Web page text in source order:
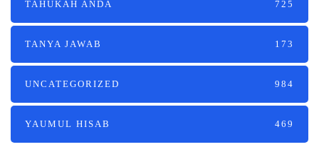
TAHUKAH ANDA 725
TANYA JAWAB 173
UNCATEGORIZED 984
YAUMUL HISAB 469